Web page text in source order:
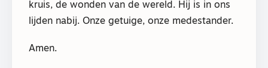
kruis, de wonden van de wereld. Hij is in ons
lijden nabij. Onze getuige, onze medestander.
Amen.